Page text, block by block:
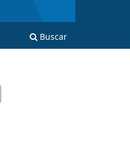
Buscar